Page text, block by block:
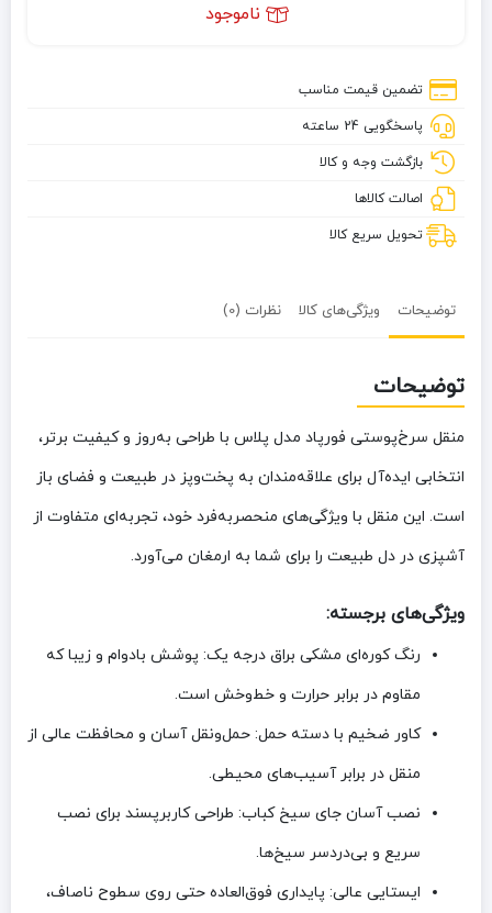
ناموجود
تضمین قیمت مناسب
پاسخگویی 24 ساعته
بازگشت وجه و کالا
اصالت کالاها
تحویل سریع کالا
توضیحات ویژگی‌های کالا نظرات (0)
توضیحات
منقل سرخ‌پوستی فورپاد مدل پلاس با طراحی به‌روز و کیفیت برتر،
انتخابی ایده‌آل برای علاقه‌مندان به پخت‌وپز در طبیعت و فضای باز
است. این منقل با ویژگی‌های منحصربه‌فرد خود، تجربه‌ای متفاوت از
آشپزی در دل طبیعت را برای شما به ارمغان می‌آورد.
ویژگی‌های برجسته:
رنگ کوره‌ای مشکی براق درجه یک: پوشش بادوام و زیبا که
مقاوم در برابر حرارت و خط‌وخش است.
کاور ضخیم با دسته حمل: حمل‌ونقل آسان و محافظت عالی از
منقل در برابر آسیب‌های محیطی.
نصب آسان جای سیخ کباب: طراحی کاربرپسند برای نصب
سریع و بی‌دردسر سیخ‌ها.
ایستایی عالی: پایداری فوق‌العاده حتی روی سطوح ناصاف،